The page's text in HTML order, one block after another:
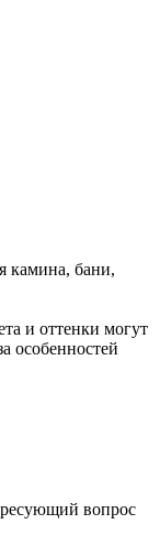
камина, бани,
и оттенки могут
особенностей
вопрос